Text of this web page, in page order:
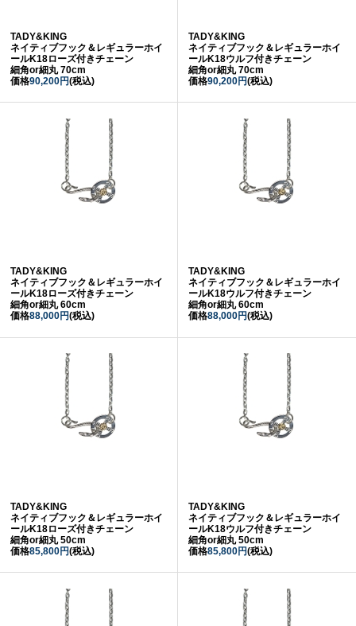
TADY&KING
ネイティブフック＆レギュラーホイ
ールK18ローズ付きチェーン
細角or細丸 70cm
価格90,200円(税込)
TADY&KING
ネイティブフック＆レギュラーホイ
ールK18ウルフ付きチェーン
細角or細丸 70cm
価格90,200円(税込)
TADY&KING
ネイティブフック＆レギュラーホイ
ールK18ローズ付きチェーン
細角or細丸 60cm
価格88,000円(税込)
TADY&KING
ネイティブフック＆レギュラーホイ
ールK18ウルフ付きチェーン
細角or細丸 60cm
価格88,000円(税込)
TADY&KING
ネイティブフック＆レギュラーホイ
ールK18ローズ付きチェーン
細角or細丸 50cm
価格85,800円(税込)
TADY&KING
ネイティブフック＆レギュラーホイ
ールK18ウルフ付きチェーン
細角or細丸 50cm
価格85,800円(税込)